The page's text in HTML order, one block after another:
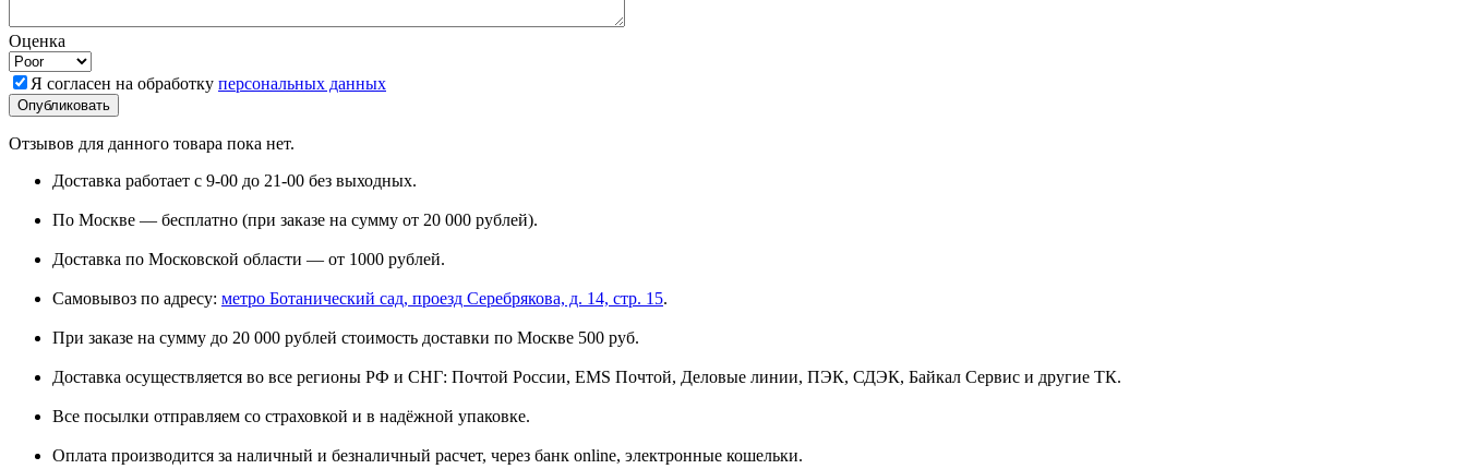
Оценка
Я согласен на обработку персональных данных
Отзывов для данного товара пока нет.
Доставка работает с 9-00 до 21-00 без выходных.
По Москве — бесплатно (при заказе на сумму от 20 000 рублей).
Доставка по Московской области — от 1000 рублей.
Самовывоз по адресу: метро Ботанический сад, проезд Серебрякова, д. 14, стр. 15.
При заказе на сумму до 20 000 рублей стоимость доставки по Москве 500 руб.
Доставка осуществляется во все регионы РФ и СНГ: Почтой России, EMS Почтой, Деловые линии, ПЭК, СДЭК, Байкал Сервис и другие ТК.
Все посылки отправляем со страховкой и в надёжной упаковке.
Оплата производится за наличный и безналичный расчет, через банк online, электронные кошельки.